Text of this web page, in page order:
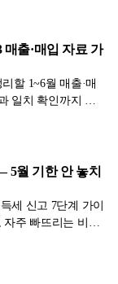
출·매입 자료 가
할 1~6월 매출·매
일치 확인까지 표
5월 기한 안 놓치
세 신고 7단계 가이
주 빠뜨리는 비용